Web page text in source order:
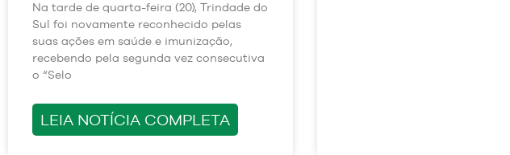
Na tarde de quarta-feira (20), Trindade do
Sul foi novamente reconhecido pelas
suas ações em saúde e imunização,
recebendo pela segunda vez consecutiva
o “Selo
LEIA NOTÍCIA COMPLETA